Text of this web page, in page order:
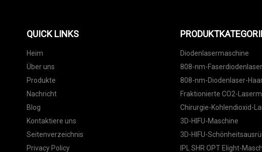
QUICK LINKS
Heim
Über uns
Produkte
Nachricht
Blog
Kontaktiere uns
Seitenverzeichnis
Privacy Policy
Diodenlasermaschine
808-nm-
808-nm-Diodenlaser-
Fraktionierte CO2-
Chirurgie-Kohlendioxid-
3D-HIFU-Maschine
3D-HIFU-
IPL SHR OPT Elight-